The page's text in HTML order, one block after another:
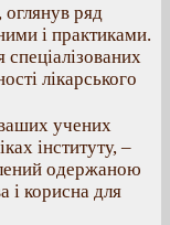
оглянув ряд
і практиками.
лікарського
учених
інституту, –
одержаною
і корисна для